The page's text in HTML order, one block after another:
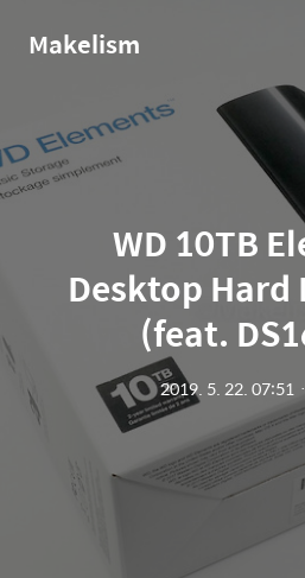
Makelism
WD 10TB
Desktop Hard
(feat.
2019. 5. 22. 07:51 ㆍ